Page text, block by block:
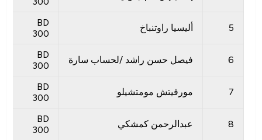
5 أليسيا راوتنباخ
BD
300
6 فيصل حسن راشد /لحساب سارة
BD
300
7 مورفيتش مومتشيلو
BD
300
8 عبدالرحمن كمشكي
BD
300